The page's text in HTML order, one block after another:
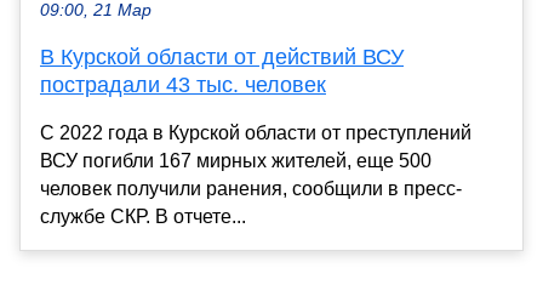
09:00, 21 Мар
В Курской области от действий ВСУ
пострадали 43 тыс. человек
С 2022 года в Курской области от преступлений
ВСУ погибли 167 мирных жителей, еще 500
человек получили ранения, сообщили в пресс-
службе СКР. В отчете...